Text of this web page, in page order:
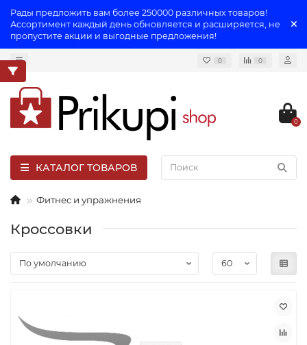
Рады предложить вам более 250000 различных товаров!
Ассортимент каждый день обновляется и расширяется, не
пропустите акции и выгодные предложения!
0 0
0
КАТАЛОГ ТОВАРОВ
Фитнес и упражнения
Кроссовки